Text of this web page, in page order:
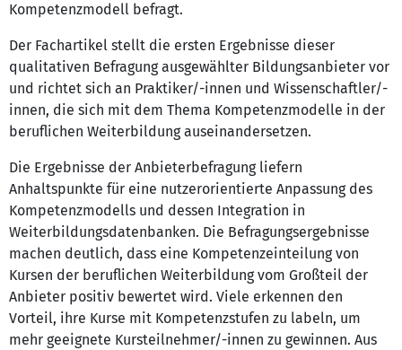
Kompetenzmodell befragt.
Der Fachartikel stellt die ersten Ergebnisse dieser
qualitativen Befragung ausgewählter Bildungsanbieter vor
und richtet sich an Praktiker/-innen und Wissenschaftler/-
innen, die sich mit dem Thema Kompetenzmodelle in der
beruflichen Weiterbildung auseinandersetzen.
Die Ergebnisse der Anbieterbefragung liefern
Anhaltspunkte für eine nutzerorientierte Anpassung des
Kompetenzmodells und dessen Integration in
Weiterbildungsdatenbanken. Die Befragungsergebnisse
machen deutlich, dass eine Kompetenzeinteilung von
Kursen der beruflichen Weiterbildung vom Großteil der
Anbieter positiv bewertet wird. Viele erkennen den
Vorteil, ihre Kurse mit Kompetenzstufen zu labeln, um
mehr geeignete Kursteilnehmer/-innen zu gewinnen. Aus